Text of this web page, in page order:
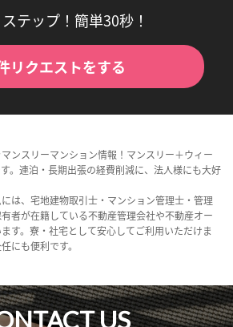
テップ！簡単30秒！
リクエストをする
ンスリーマンション情報！マンスリー＋ウィー
。連泊・長期出張の経費削減に、法人様にも大好
は、宅地建物取引士・マンション管理士・管理
者が在籍している不動産管理会社や不動産オー
す。寮・社宅として安心してご利用いただけま
にも便利です。
US